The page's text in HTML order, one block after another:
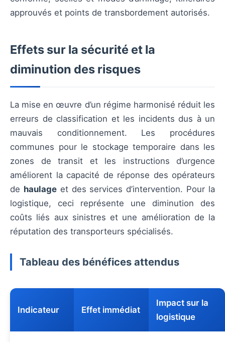
approuvés et points de transbordement autorisés.
Effets sur la sécurité et la
diminution des risques
La mise en œuvre d’un régime harmonisé réduit les
erreurs de classification et les incidents dus à un
mauvais conditionnement. Les procédures
communes pour le stockage temporaire dans les
zones de transit et les instructions d’urgence
améliorent la capacité de réponse des opérateurs
de haulageet des services d’intervention. Pour la
logistique, ceci représente une diminution des
coûts liés aux sinistres et une amélioration de la
réputation des transporteurs spécialisés.
Tableau des bénéfices attendus
Indicateur Effet immédiat
Impact sur la
logistique